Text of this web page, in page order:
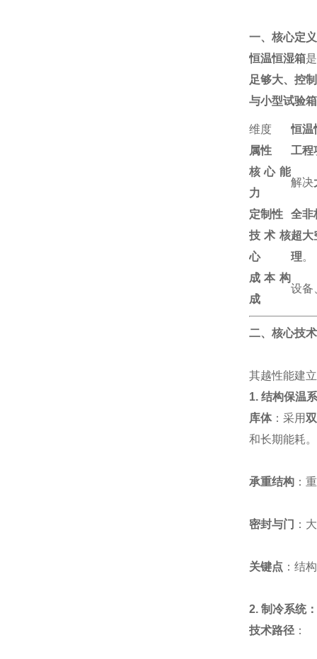
一、核心定
恒温恒湿箱
足够大、控
与小型试验
维度
恒温
属性
工程
核心能
力
解决
定制性
全非
技术核
心
超大
理。
成本构
成
设备
二、核心技
其越性能建
1. 结构保温
库体：采用
和长期能耗。
承重结构：
密封与门 ：
关键点 ：结
2. 制冷系统
技术路径：